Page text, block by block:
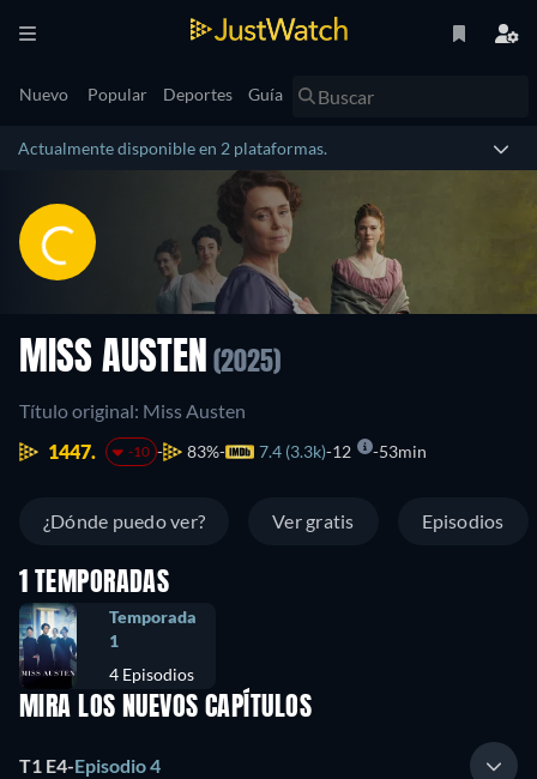
Nuevo Popular Deportes Guía
Actualmente disponible en 2 plataformas.
MISS AUSTEN (2025)
Título original: Miss Austen
1447.
-10 83% 7.4 (3.3k) 12 53min
¿Dónde puedo ver? Ver gratis Episodios
1 TEMPORADAS
Temporada
1
4 Episodios
MIRA LOS NUEVOS CAPÍTULOS
T1 E4-Episodio 4